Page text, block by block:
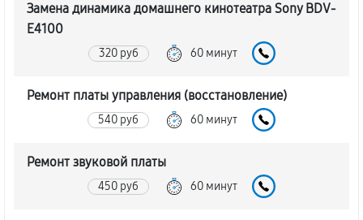
Замена динамика домашнего кинотеатра Sony BDV-
E4100
320 руб 60 минут
Ремонт платы управления (восстановление)
540 руб 60 минут
Ремонт звуковой платы
450 руб 60 минут